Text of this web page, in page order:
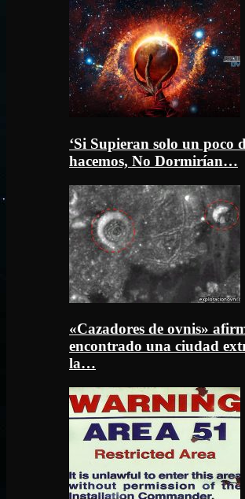
‘Si Supieran solo un poco
hacemos, No Dormirían…
«Cazadores de ovnis»
encontrado una ciudad
la…